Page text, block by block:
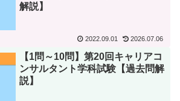
解説】
2022.09.01 2026.07.06
【1問～10問】第20回キャリアコ
ンサルタント学科試験【過去問解
説】